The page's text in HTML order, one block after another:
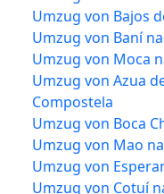
Umzug von Bajos
Umzug von Baní
Umzug von Moca
Umzug von Azua
Compostela
Umzug von Boca
Umzug von Mao
Umzug von
Umzug von Cotuí